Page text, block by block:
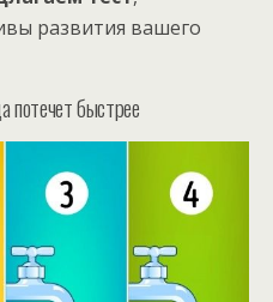
развития вашего
потечет быстрее